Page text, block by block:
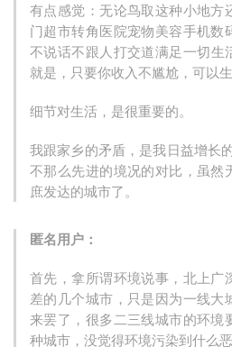
有点感觉：无论鸟取这种小地方
门超市转角医院宠物美容手机数
不说话不跟人打交道满足一切
就是，只要你收入不尴尬，可以生
细节对生活，是很重要的。
我跟家乡的矛盾，是我日益增长
不那么先进的境况的对比，虽然
庶发达的城市了。
匿名用户：
首先，拿所谓环境说事，北上广
差的几个城市，只是因为一线大
来罢了，很多二三线城市的环境
种城市，没觉得环境污染到什么